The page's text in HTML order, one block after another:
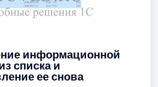
информационной
списка и
ее снова